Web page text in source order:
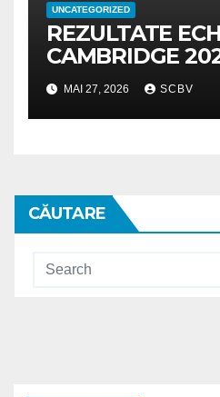
UNCATEGORIZED
REZULTATE
CAMBRIDGE
MAI 27, 2026 SCBV
CĂUTARE